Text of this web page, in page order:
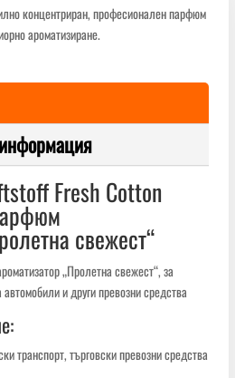
концентриран, професионален парфюм
ароматизиране.
Fresh Cotton
свежест“
„Пролетна свежест“, за
и други превозни средства
транспорт, търговски превозни средства